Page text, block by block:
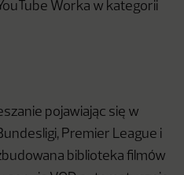
Worka w kategorii
pojawiając się w
Premier League i
biblioteka filmów